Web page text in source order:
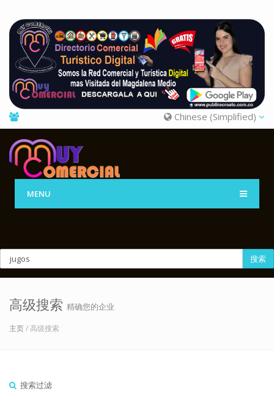
Chinese (Simplified)
MENU
搜索
高级搜索 精确您的企业
主页/ 高级搜索
搜索过滤